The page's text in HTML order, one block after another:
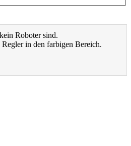
Roboter sind.
Regler in den farbigen Bereich.